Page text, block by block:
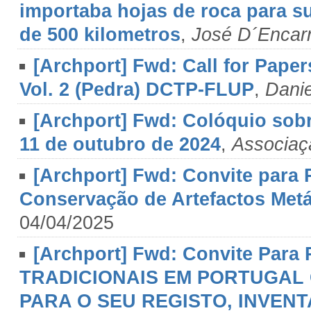
importaba hojas de roca para
de 500 kilometros, José
[Archport] Fwd: Call for
Vol. 2 (Pedra) DCTP-FLUP,
[Archport] Fwd: Colóquio
11 de outubro de 2024,
[Archport] Fwd: Convite para
Conservação de Artefactos
04/04/2025
[Archport] Fwd: Convite Para
TRADICIONAIS EM
PARA O SEU REGISTO,